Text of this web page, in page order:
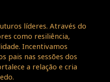
líderes. Através do
como resiliência,
Incentivamos
pais nas sessões dos
a relação e cria